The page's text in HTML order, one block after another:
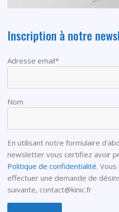
Inscription à notre
Adresse email*
Nom
En utilisant notre formulaire
newsletter vous certifiez avoir
Politique de confidentialité.
effectuer une demande de
suivante, contact@kinic.fr